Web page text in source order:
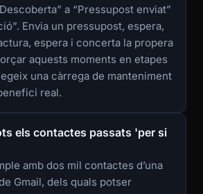
a “Pressupost enviat”
Envia un pressupost, espera,
espera i concerta la propera
aquests moments en etapes
una càrrega de manteniment
real.
els contactes passats 'per si
amb dos mil contactes d’una
Gmail, dels quals potser